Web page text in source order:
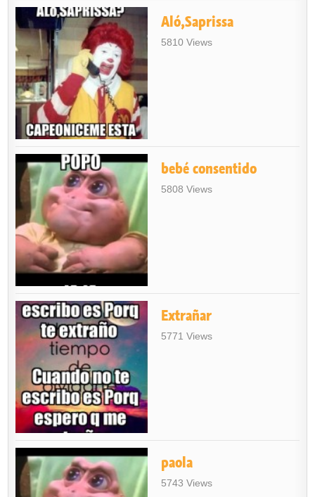
Aló,Saprissa
5810 Views
bebé consentido
5808 Views
Extrañar
5771 Views
paola
5743 Views